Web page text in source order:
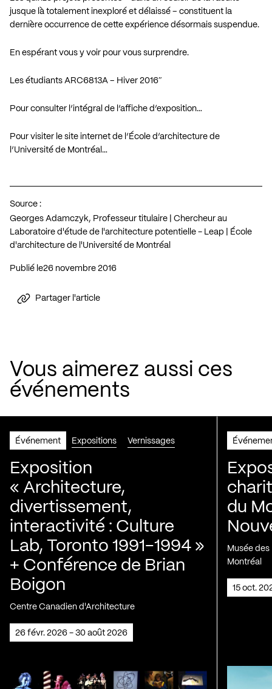
jusque là totalement inexploré et délaissé – constituent la
dernière occurrence de cette expérience désormais suspendue.
En espérant vous y voir pour vous surprendre.
Les étudiants ARC6813A – Hiver 2016″
Pour consulter l’intégral de l’affiche d’exposition…
Pour visiter le site internet de l’École d’architecture de
l’Université de Montréal…
Source :
Georges Adamczyk, Professeur titulaire | Chercheur au
Laboratoire d'étude de l'architecture potentielle - Leap | École
d'architecture de l'Université de Montréal
Publié le 26 novembre 2016
Partager l'article
Vous aimerez aussi ces
événements
Événement Expositions Vernissages
Exposition
« Architecture,
divertissement,
interactivité : Culture
Lab, Toronto 1991-1994 »
+ Conférence de Brian
Boigon
Centre Canadien d'Architecture
26 févr. 2026 - 30 août 2026
du
Musée
Montréal
15 oct.